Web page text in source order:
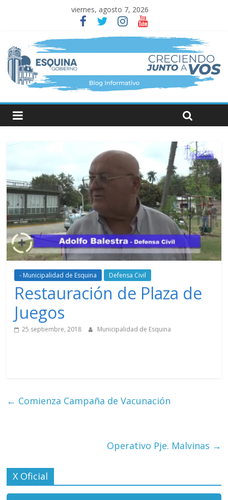
viernes, agosto 7, 2026
- Municipalidad de Esquina Defensa Civil
Restauración de Plaza de
Juegos
25 septiembre, 2018 Municipalidad de Esquina
← Comienza Campaña de Vacunación
Operativo Pje. Malvinas →
X Oficial